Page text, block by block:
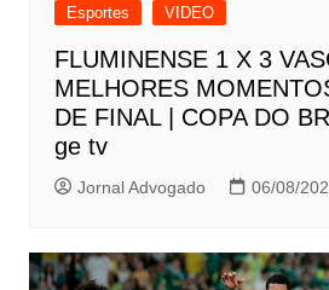
Esportes VIDEO
FLUMINENSE 1 X 3
MELHORES
DE FINAL | COPA DO
ge tv
Jornal Advogado 06/08/